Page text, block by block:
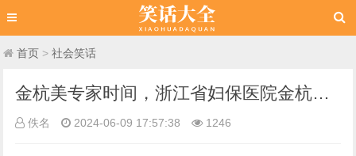
首页 >社会笑话
金杭美专家时间，浙江省妇保医院金杭美预约挂号，浙江省妇保医院金杭美，浙江省妇保医院代挂号
佚名 2024-06-09 17:57:38 1246